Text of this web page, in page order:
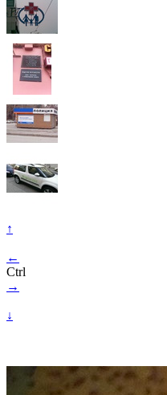
↑
←
Ctrl
→
↓